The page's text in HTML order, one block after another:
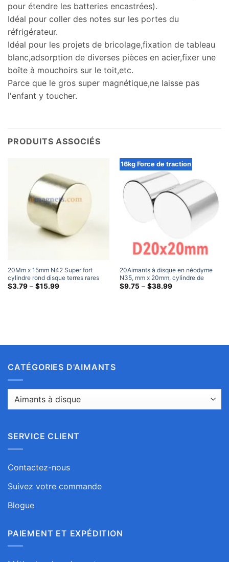
pour étendre les batteries encastrées).
Idéal pour coller des notes sur les portes du
réfrigérateur.
Idéal pour les projets de bricolage,fixation de tableau
blanc,adsorption de diverses pièces en acier,fixer une
boîte à mouchoirs sur le toit,etc.
Parce que le gros super magnétique,ne laisse pas
l'enfant y toucher.
PRODUITS ASSOCIÉS
20Mm x 15mm N42 Super fort
cylindre rond disque terres rares
néodyme aimants nickelé plat
$3.79 – $15.99Gamme
16kg Force de traction
20Aimants à disque en néodyme
N35, mm x 20mm, cylindre de
terres rares puissant, aimants
$9.75 – $38.99Gamme
CATÉGORIES D'AIMANTS
SERVICE CLIENT
Contactez-nous
Suivez votre commande
Blogue
PAIEMENT ET EXPÉDITION